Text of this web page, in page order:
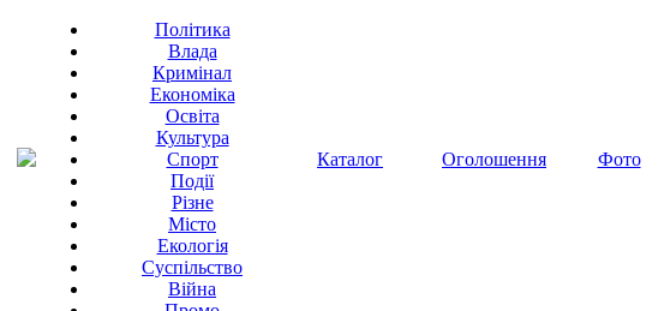
Політика
Влада
Кримінал
Економіка
Освіта
Культура
Спорт
Події
Різне
Місто
Екологія
Суспільство
Війна
Каталог Оголошення Фото